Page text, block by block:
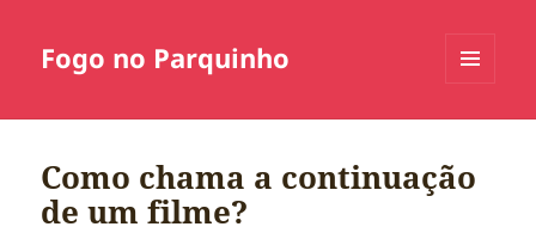
Fogo no Parquinho
Como chama a continuação
de um filme?